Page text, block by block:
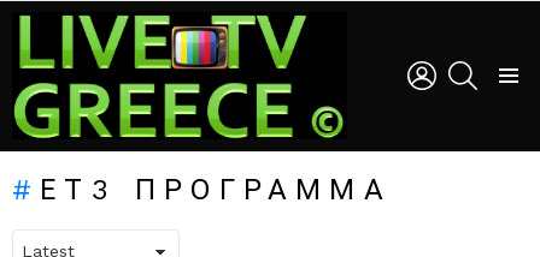
LOGIN
ΕΤ3 ΠΡΌΓΡΑΜΜΑ